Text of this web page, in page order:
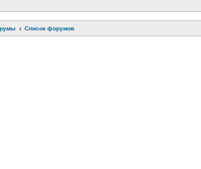
Список форумов